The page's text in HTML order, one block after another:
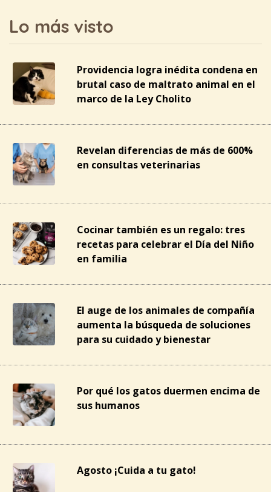
Lo más visto
Providencia logra inédita condena en
brutal caso de maltrato animal en el
marco de la Ley Cholito
Revelan diferencias de más de 600%
en consultas veterinarias
Cocinar también es un regalo: tres
recetas para celebrar el Día del Niño
en familia
El auge de los animales de compañía
aumenta la búsqueda de soluciones
para su cuidado y bienestar
Por qué los gatos duermen encima de
sus humanos
Agosto ¡Cuida a tu gato!